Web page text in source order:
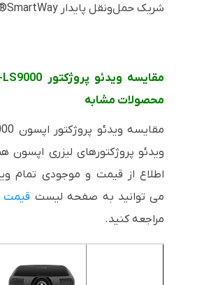
شریک حمل‌ونقل پایدار SmartWay® آمریکا
محصولات مشابه
ویدئو پروژکتورهای لیزری اپسون
اطلاع از قیمت و موجودی تمام
می توانید به صفحه لیست قیمت
مراجعه کنید.